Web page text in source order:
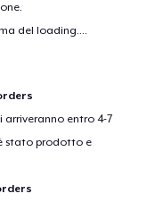
delloading....
entro 4-7
stato prodotto e